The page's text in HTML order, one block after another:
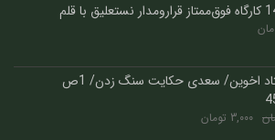
قلم
کتابت استاد اخوین/ سعدی حکایت سنگ زدن/ 1ص
3,000 تومان